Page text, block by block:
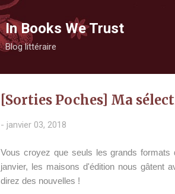
In Books We Trust
Blog littéraire
[Sorties Poches] Ma
- janvier 03, 2018
Vous croyez que seuls les grands
janvier, les maisons d'édition nous gâtent
direz des nouvelles !